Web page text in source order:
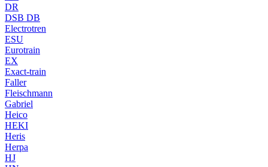
DR
DSB DB
Electrotren
ESU
Eurotrain
EX
Exact-train
Faller
Fleischmann
Gabriel
Heico
HEKI
Heris
Herpa
HJ